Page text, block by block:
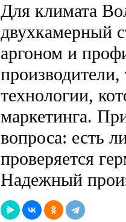
Для климата
двухкамерный
аргоном и
технологии,
маркетинга.
вопроса: есть
проверяется
Надежный